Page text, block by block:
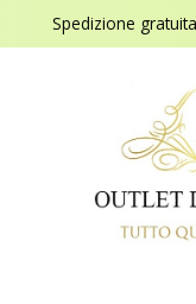
Spedizione